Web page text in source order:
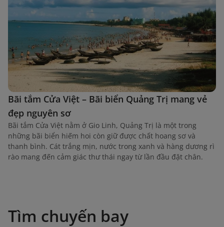
Bãi tắm Cửa Việt – Bãi biển Quảng Trị mang vẻ
đẹp nguyên sơ
Bãi tắm Cửa Việt nằm ở Gio Linh, Quảng Trị là một trong
những bãi biển hiếm hoi còn giữ được chất hoang sơ và
thanh bình. Cát trắng mịn, nước trong xanh và hàng dương rì
rào mang đến cảm giác thư thái ngay từ lần đầu đặt chân.
Tìm chuyến bay